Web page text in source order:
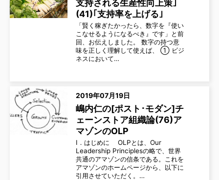
支持される生産性向上策｣
(41)｢支持率を上げる｣
「賢く稼ぎたかったら、数字を『使い
こなせるようになるべき』です」と前
回、お伝えしました。 数字の持つ意
味を正しく理解して使えば、 ① ビジ
ネスにおいて…
2019年07月19日
嶋内仁の[ポスト･モダン]チ
ェーンストア組織論(76)ア
マゾンのOLP
Ⅰ．はじめに OLPとは、Our
Leadership Principlesの略で、世界
共通のアマゾンの信条である。これを
アマゾンのホームページから、以下に
引用させていただく。…